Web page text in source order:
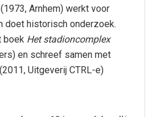
Arnhem) werkt voor
doet historisch onderzoek.
boek Het stadioncomplex
en schreef samen met
Uitgeverij CTRL-e)